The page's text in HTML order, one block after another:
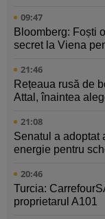
09:47
Bloomberg: Foști
secret la Viena
21:46
Rețeaua rusă de
Attal, înaintea
21:08
Senatul a adoptat
energie pentru
20:46
Turcia:
proprietarul A101